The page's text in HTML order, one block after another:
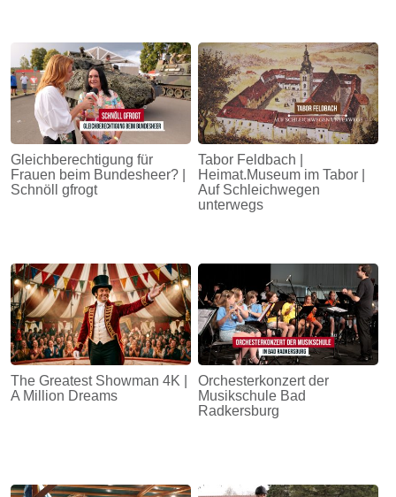
Gleichberechtigung für
Frauen beim Bundesheer? |
Schnöll gfrogt
Tabor Feldbach |
Heimat.Museum im Tabor |
Auf Schleichwegen
unterwegs
The Greatest Showman 4K |
A Million Dreams
Orchesterkonzert der
Musikschule Bad
Radkersburg